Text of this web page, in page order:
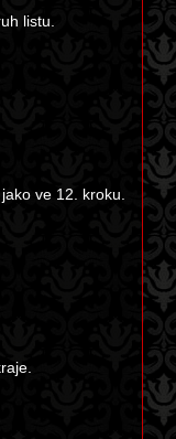
listu.
ve 12. kroku.